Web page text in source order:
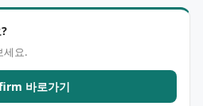
세요.
바로가기